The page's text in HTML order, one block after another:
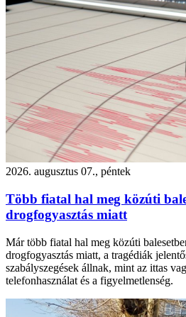
2026. augusztus 07., péntek
Több fiatal hal meg közúti
drogfogyasztás miatt
Már több fiatal hal meg közúti
drogfogyasztás miatt, a tragédiák
szabályszegések állnak, mint az ittas
telefonhasználat és a figyelmetlenség.